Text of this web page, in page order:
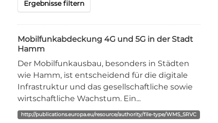
Ergebnisse filtern
Mobilfunkabdeckung 4G und 5G in der Stadt
Hamm
Der Mobilfunkausbau, besonders in Städten
wie Hamm, ist entscheidend für die digitale
Infrastruktur und das gesellschaftliche sowie
wirtschaftliche Wachstum. Ein...
http://publications.europa.eu/resource/authority/file-type/WMS_SRVC